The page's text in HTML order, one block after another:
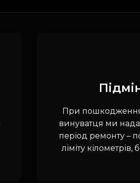
При
винуватця ми
період ремонту –
ліміту